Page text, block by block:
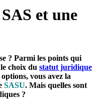
et une
? Parmi les points qui
choix du statut juridique
vous avez la
SASU. Mais quelles sont
?